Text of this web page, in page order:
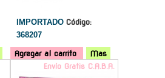
IMPORTADO Código:
368207
Agregar al carrito
Mas
Envío Gratis C.A.B.A.